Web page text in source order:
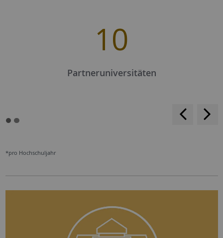
10
Partneruniversitäten
*pro Hochschuljahr